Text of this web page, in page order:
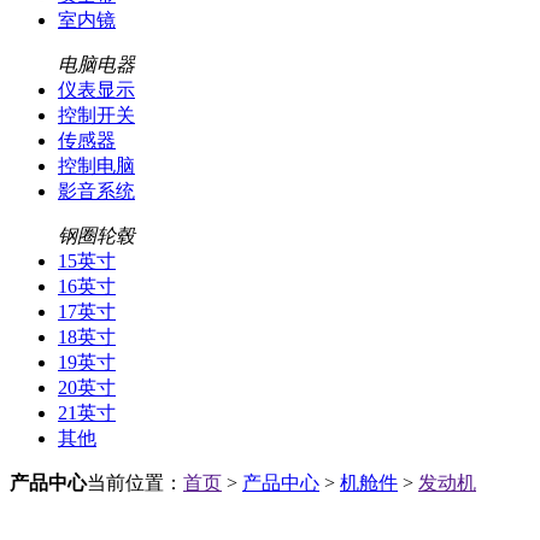
室内镜
电脑电器
仪表显示
控制开关
传感器
控制电脑
影音系统
钢圈轮毂
15英寸
16英寸
17英寸
18英寸
19英寸
20英寸
21英寸
其他
产品中心当前位置： 首页 > 产品中心 > 机舱件 > 发动机